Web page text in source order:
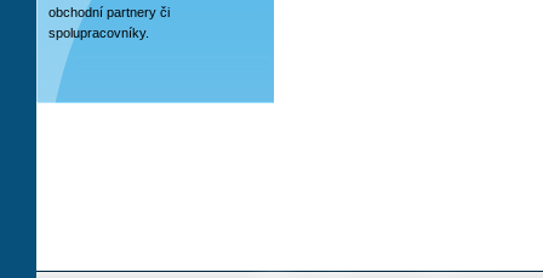
obchodní partnery či
spolupracovníky.